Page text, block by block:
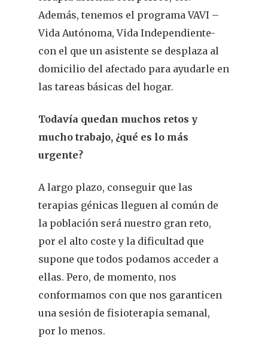
Además, tenemos el programa VAVI –
Vida Autónoma, Vida Independiente-
con el que un asistente se desplaza al
domicilio del afectado para ayudarle en
las tareas básicas del hogar.
Todavía quedan muchos retos y
mucho trabajo, ¿qué es lo más
urgente?
A largo plazo, conseguir que las
terapias génicas lleguen al común de
la población será nuestro gran reto,
por el alto coste y la dificultad que
supone que todos podamos acceder a
ellas. Pero, de momento, nos
conformamos con que nos garanticen
una sesión de fisioterapia semanal,
por lo menos.